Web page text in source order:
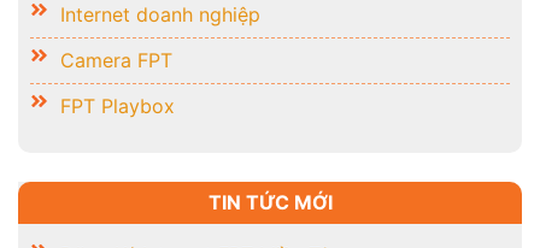
Internet doanh nghiệp
Camera FPT
FPT Playbox
TIN TỨC MỚI